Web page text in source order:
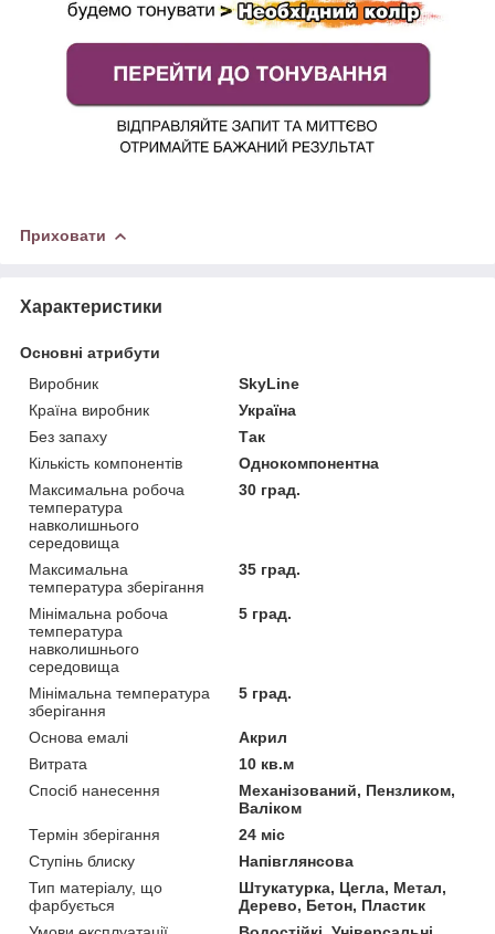
Приховати
Характеристики
Основні атрибути
Виробник
SkyLine
Країна виробник
Україна
Без запаху
Так
Кількість компонентів
Однокомпонентна
Максимальна робоча
температура
навколишнього
середовища
30 град.
Максимальна
температура зберігання
35 град.
Мінімальна робоча
температура
навколишнього
середовища
5 град.
Мінімальна температура
зберігання
5 град.
Основа емалі
Акрил
Витрата
10 кв.м
Спосіб нанесення
Механізований, Пензликом,
Валіком
Термін зберігання
24 міс
Ступінь блиску
Напівглянсова
Тип матеріалу, що
фарбується
Штукатурка, Цегла, Метал,
Дерево, Бетон, Пластик